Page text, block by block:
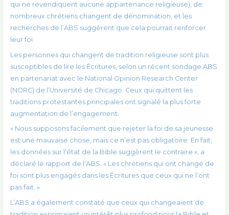
qui ne revendiquent aucune appartenance religieuse), de
nombreux chrétiens changent de dénomination, et les
recherches de l’ABS suggèrent que cela pourrait renforcer
leur foi.
Les personnes qui changent de tradition religieuse sont plus
susceptibles de lire les Écritures, selon un récent sondage ABS
en partenariat avec le National Opinion Research Center
(NORC) de l’Université de Chicago. Ceux qui quittent les
traditions protestantes principales ont signalé la plus forte
augmentation de l’engagement.
« Nous supposons facilement que rejeter la foi de sa jeunesse
est une mauvaise chose, mais ce n’est pas obligatoire. En fait,
les données sur l’état de la Bible suggèrent le contraire », a
déclaré le rapport de l’ABS. « Les chrétiens qui ont changé de
foi sont plus engagés dans les Écritures que ceux qui ne l’ont
pas fait. »
L’ABS a également constaté que ceux qui changeaient de